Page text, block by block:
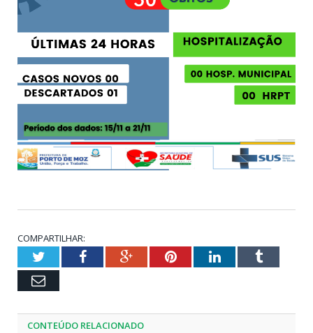
COMPARTILHAR:
TwitterFacebookGoogle+PinterestLinkedInTumblr
Email
CONTEÚDO RELACIONADO